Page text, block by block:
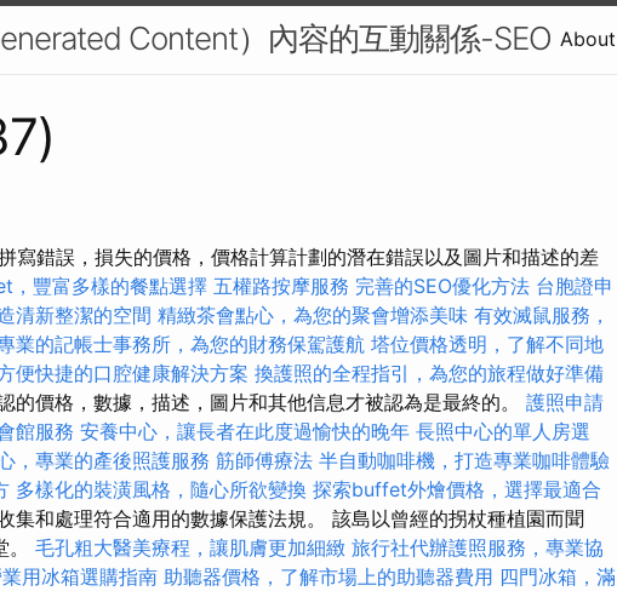
Content）內容的互動關係-SEO About
寫錯誤，損失的價格，價格計算計劃的潛在錯誤以及圖片和描述的差
，豐富多樣的餐點選擇 五權路按摩服務 完善的SEO優化方法 台胞證申
清新整潔的空間 精緻茶會點心，為您的聚會增添美味 有效滅鼠服務，
業的記帳士事務所，為您的財務保駕護航 塔位價格透明，了解不同地
便快捷的口腔健康解決方案 換護照的全程指引，為您的旅程做好準備
的價格，數據，描述，圖片和其他信息才被認為是最終的。 護照申請
館服務 安養中心，讓長者在此度過愉快的晚年 長照中心的單人房選
，專業的產後照護服務 筋師傅療法 半自動咖啡機，打造專業咖啡體驗
多樣化的裝潢風格，隨心所欲變換 探索buffet外燴價格，選擇最適合
集和處理符合適用的數據保護法規。 該島以曾經的拐杖種植園而聞
毛孔粗大醫美療程，讓肌膚更加細緻 旅行社代辦護照服務，專業協
用冰箱選購指南 助聽器價格，了解市場上的助聽器費用 四門冰箱，滿